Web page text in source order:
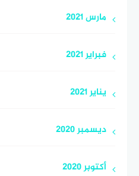
مارس 2021
فبراير 2021
يناير 2021
ديسمبر 2020
أكتوبر 2020